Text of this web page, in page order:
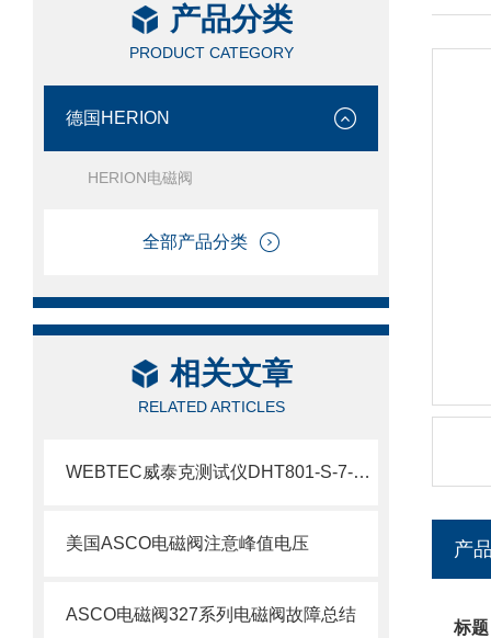
产品分类
PRODUCT CATEGORY
德国HERION
HERION电磁阀
全部产品分类
相关文章
RELATED ARTICLES
WEBTEC威泰克测试仪DHT801-S-7-L介绍
美国ASCO电磁阀注意峰值电压
ASCO电磁阀327系列电磁阀故障总结
/
产
标